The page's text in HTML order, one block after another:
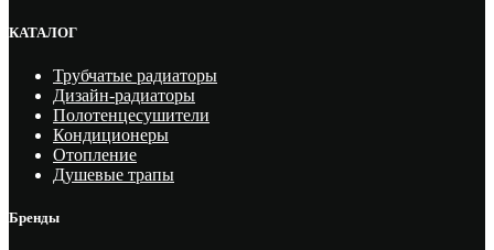
КАТАЛОГ
Трубчатые радиаторы
Дизайн-радиаторы
Полотенцесушители
Кондиционеры
Отопление
Душевые трапы
Бренды